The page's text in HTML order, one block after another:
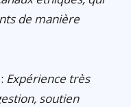
de manière
: Expérience très
soutien